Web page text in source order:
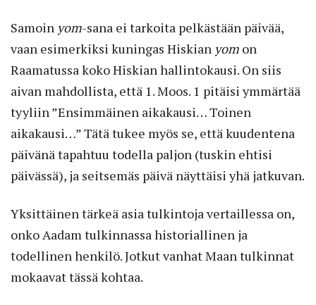
Samoin yom-sana ei tarkoita pelkästään päivää,
vaan esimerkiksi kuningas Hiskian yom on
Raamatussa koko Hiskian hallintokausi. On siis
aivan mahdollista, että 1. Moos. 1 pitäisi ymmärtää
tyyliin ”Ensimmäinen aikakausi… Toinen
aikakausi…” Tätä tukee myös se, että kuudentena
päivänä tapahtuu todella paljon (tuskin ehtisi
päivässä), ja seitsemäs päivä näyttäisi yhä jatkuvan.
Yksittäinen tärkeä asia tulkintoja vertaillessa on,
onko Aadam tulkinnassa historiallinen ja
todellinen henkilö. Jotkut vanhat Maan tulkinnat
mokaavat tässä kohtaa.